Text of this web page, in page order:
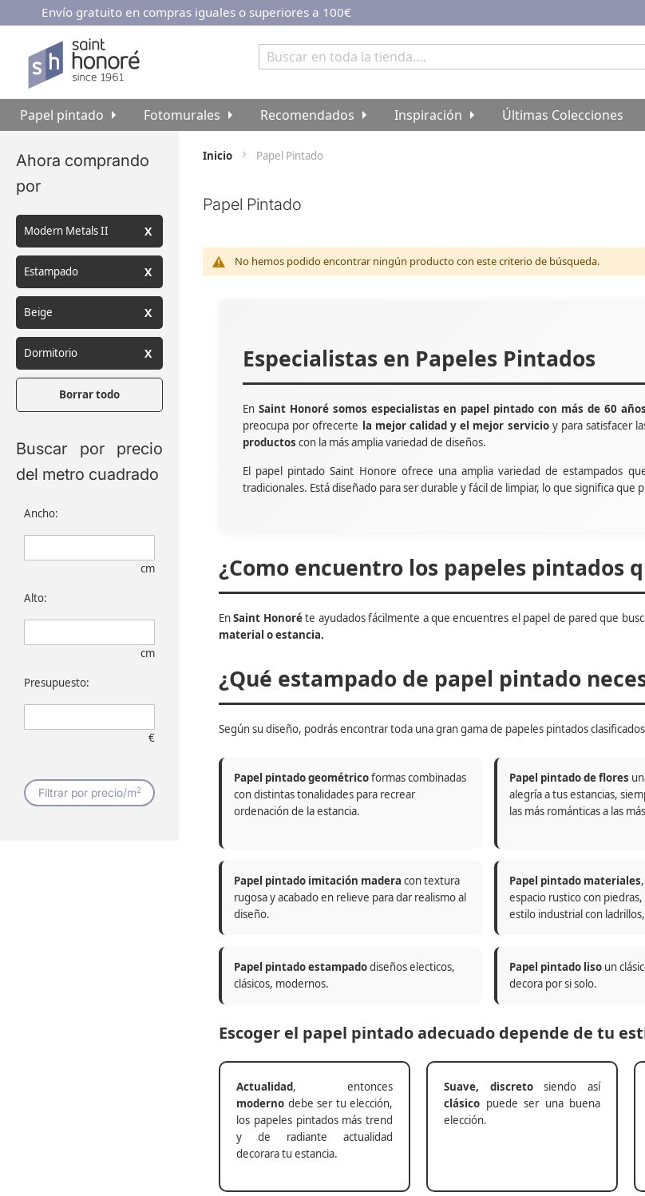
Ir
contenido
Envío gratuito en compras iguales o superiores a 100€
Papel pintado Fotomurales Recomendados Inspiración Últimas Colecciones
Inicio Papel Pintado
Papel Pintado
No hemos podido encontrar ningún producto con este criterio de búsqueda.
Especialistas en Papeles Pintados
En Saint Honoré somos especialistas en papel pintado con más de 60 años
preocupa por ofrecerte la mejor calidad y el mejor servicioy para satisfacer
productos con la más amplia variedad de diseños.
El papel pintado Saint Honore ofrece una amplia variedad de estampados
tradicionales. Está diseñado para ser durable y fácil de limpiar, lo que significa
¿Como encuentro los papeles pintados
EnSaint Honoréte ayudados fácilmente a que encuentres el papel de pared que
material o estancia.
¿Qué estampado de papel pintado
Según su diseño, podrás encontrar toda una gran gama de papeles pintados
Papel pintado geométricoformas combinadas
con distintas tonalidades para recrear
ordenación de la estancia.
Papel pintado de flores
alegría a tus estancias,
las más románticas a las
Papel pintado imitación madera con textura
rugosa y acabado en relieve para dar realismo al
diseño.
Papel pintado materiales
espacio rustico con
estilo industrial con
Papel pintado estampadodiseños electicos,
clásicos, modernos.
Papel pintado liso un
decora por si solo.
Escoger el papel pintado adecuado depende de tu
Actualidad, entonces
moderno debe ser tu elección,
los papeles pintados más trend
y de radiante actualidad
decorara tu estancia.
Suave, discretosiendo así
clásico puede ser una buena
elección.
Buscar por precio
del metro cuadrado
Ancho:
cm
Alto:
cm
Presupuesto:
€
Filtrar por precio/m2
Ahora comprando
por
Modern Metals II
Estampado
Beige
Dormitorio
Borrar todo